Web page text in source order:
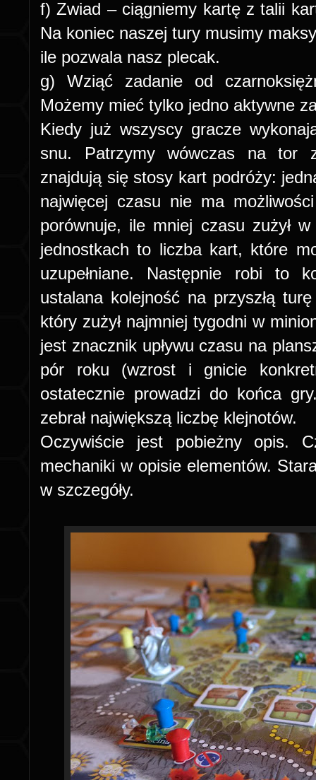
f) Zwiad – ciągniemy kartę z talii
Na koniec naszej tury musimy
ile pozwala nasz plecak.
g) Wziąć zadanie od
Możemy mieć tylko jedno aktywne
Kiedy już wszyscy gracze
snu. Patrzymy wówczas na tor
znajdują się stosy kart podróży:
najwięcej czasu nie ma
porównuje, ile mniej czasu zużył
jednostkach to liczba kart, które
uzupełniane. Następnie robi to
ustalana kolejność na przyszłą
który zużył najmniej tygodni w
jest znacznik upływu czasu na
pór roku (wzrost i gnicie
ostatecznie prowadzi do końca
zebrał największą liczbę klejnotów.
Oczywiście jest pobieżny opis.
mechaniki w opisie elementów.
w szczegóły.